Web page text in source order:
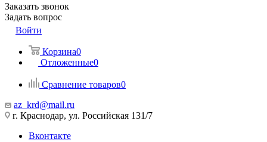
Заказать звонок
Задать вопрос
Войти
Корзина0
Отложенные0
Сравнение товаров0
az_krd@mail.ru
г. Краснодар, ул. Российская 131/7
Вконтакте